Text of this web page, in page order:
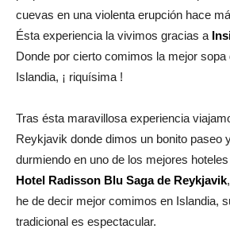
cuevas en una violenta erupción hace
Ésta experiencia la vivimos gracias a
Donde por cierto comimos la mejor sopa
Islandia, ¡ riquísima !
Tras ésta maravillosa experiencia
Reykjavik donde dimos un bonito paseo
durmiendo en uno de los mejores
Hotel Radisson Blu Saga de Reykjavik
he de decir mejor comimos en Islandia,
tradicional es espectacular.